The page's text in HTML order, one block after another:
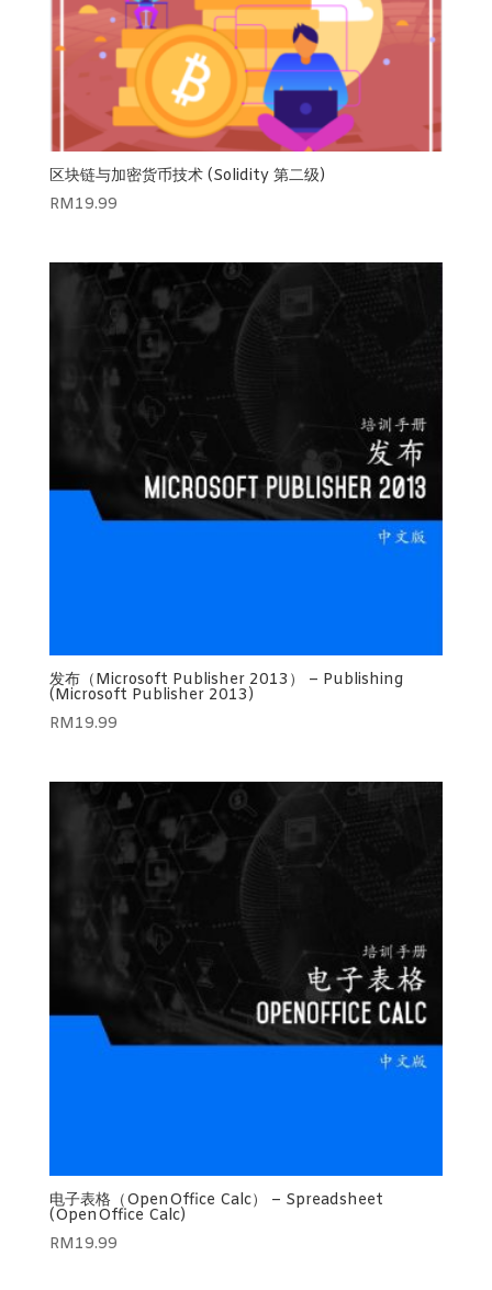
区块链与加密货币技术 (Solidity 第二级)
RM19.99
发布（Microsoft Publisher 2013） – Publishing
(Microsoft Publisher 2013)
RM19.99
电子表格（OpenOffice Calc） – Spreadsheet
(OpenOffice Calc)
RM19.99